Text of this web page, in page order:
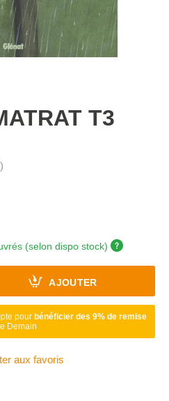
T3
(selon dispo stock)
AJOUTER
pour bénéficier des 9% de remise
Demain
aux favoris